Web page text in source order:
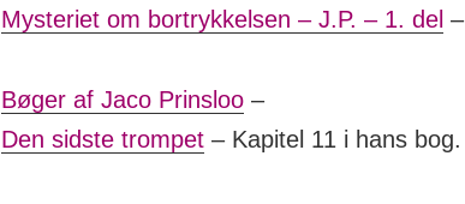
Mysteriet om bortrykkelsen – J.P. – 1. del –
Bøger af Jaco Prinsloo –
Den sidste trompet – Kapitel 11 i hans bog.